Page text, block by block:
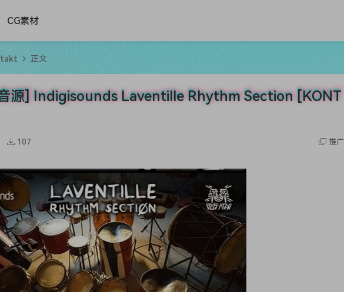
CG素材
正文
源] Indigisounds Laventille Rhythm Section [KONT
107 推广